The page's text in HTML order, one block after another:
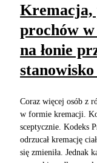
Kremacja,
prochów
na łonie
stanowisko
Coraz więcej osób z
w formie kremacji.
sceptycznie. Kodeks
odrzucał kremację
się zmieniła. Jednak